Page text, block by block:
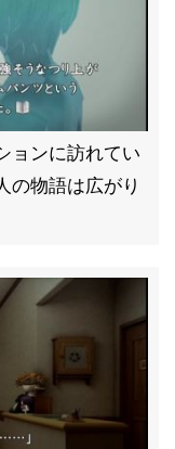
ョンに訪れてい
の物語は広がり